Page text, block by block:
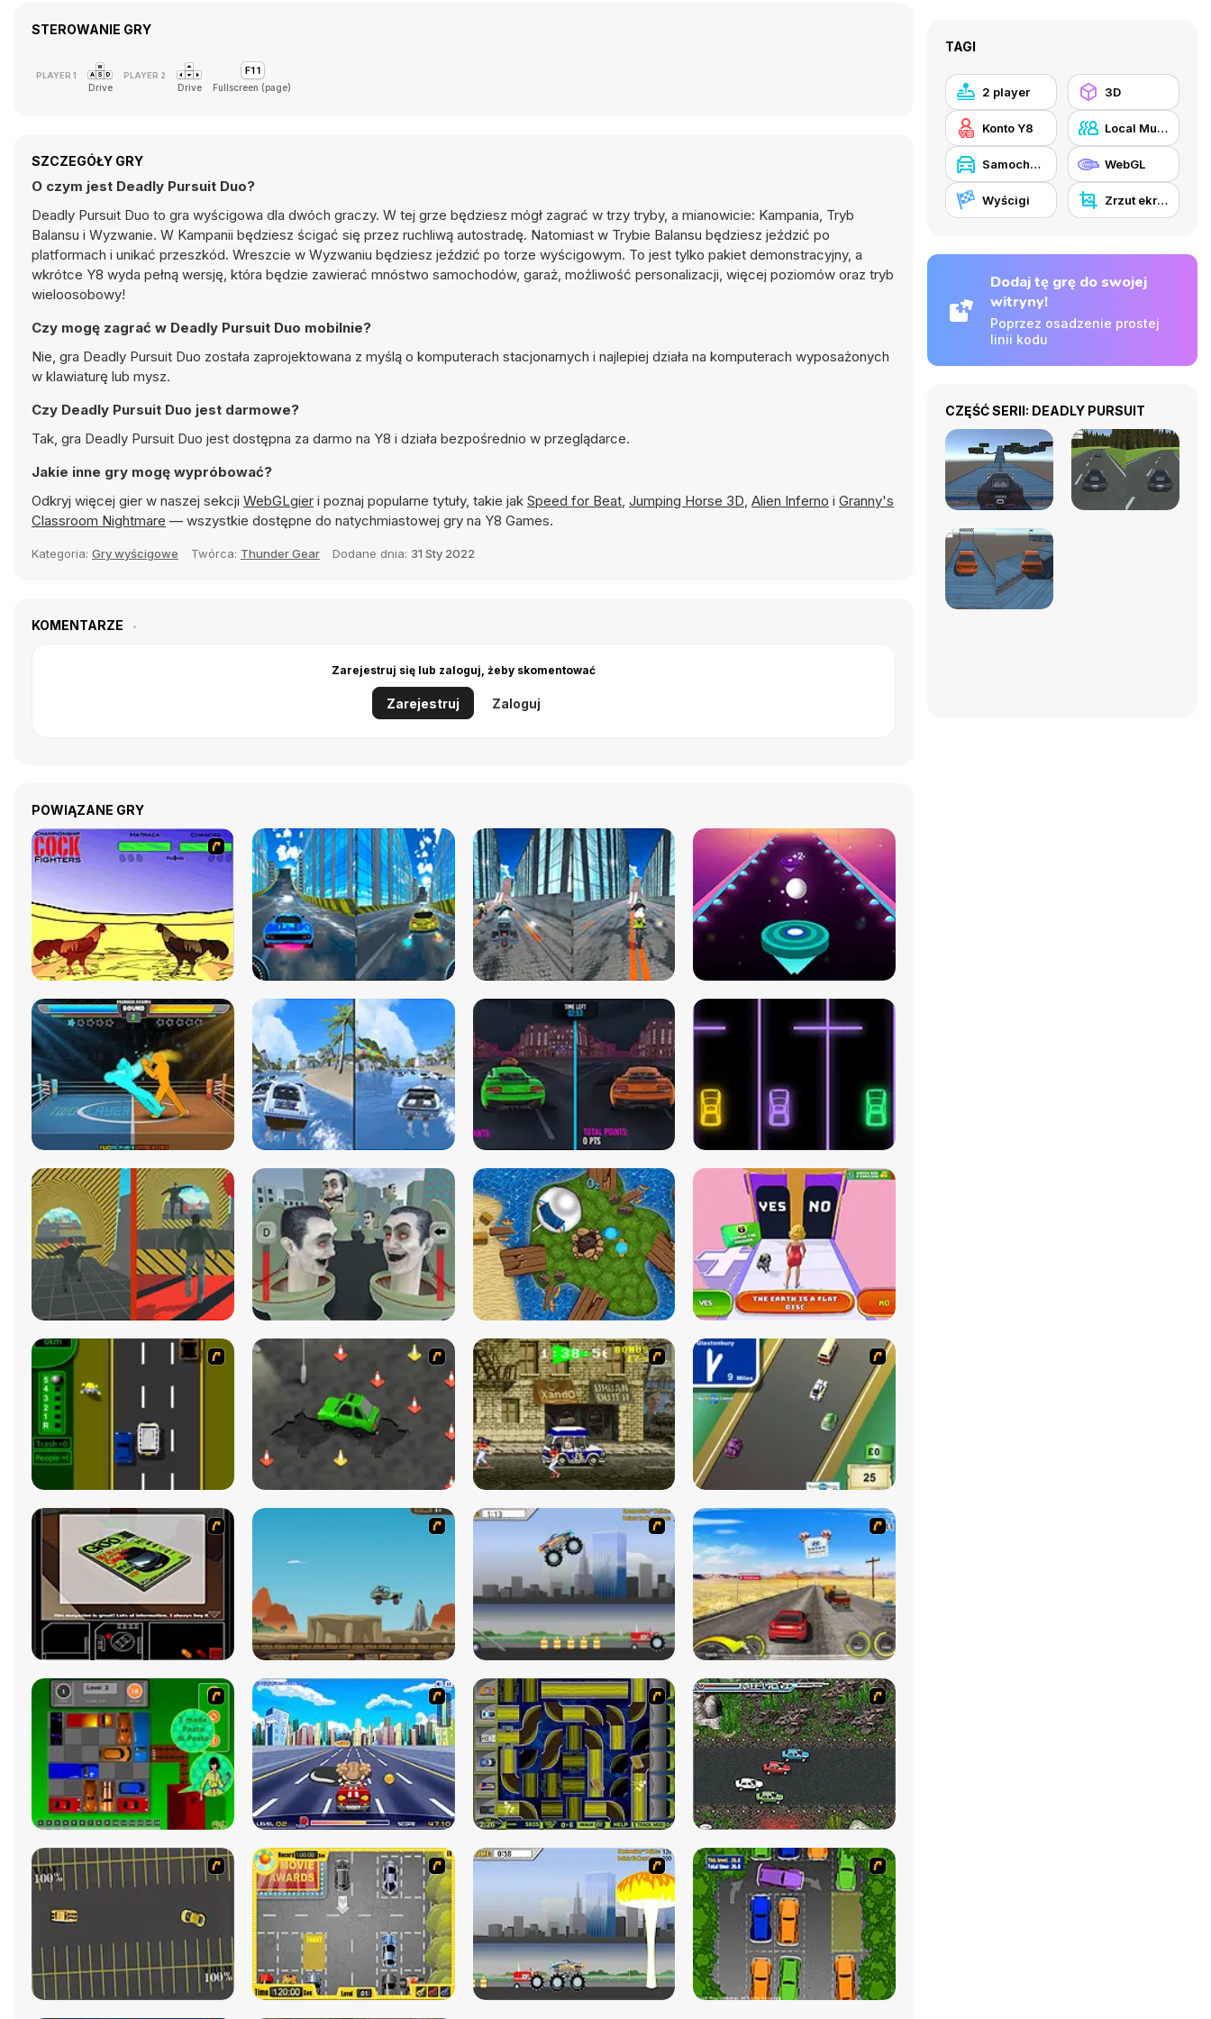
STEROWANIE GRY
Drive Drive Fullscreen (page)
SZCZEGÓŁY GRY
O czym jest Deadly Pursuit Duo?
Deadly Pursuit Duo to gra wyścigowa dla dwóch graczy. W tej grze będziesz mógł zagrać w trzy tryby, a mianowicie: Kampania, Tryb
Balansu i Wyzwanie. W Kampanii będziesz ścigać się przez ruchliwą autostradę. Natomiast w Trybie Balansu będziesz jeździć po
platformach i unikać przeszkód. Wreszcie w Wyzwaniu będziesz jeździć po torze wyścigowym. To jest tylko pakiet demonstracyjny, a
wkrótce Y8 wyda pełną wersję, która będzie zawierać mnóstwo samochodów, garaż, możliwość personalizacji, więcej poziomów oraz tryb
wieloosobowy!
Czy mogę zagrać w Deadly Pursuit Duo mobilnie?
Nie, gra Deadly Pursuit Duo została zaprojektowana z myślą o komputerach stacjonarnych i najlepiej działa na komputerach wyposażonych
w klawiaturę lub mysz.
Czy Deadly Pursuit Duo jest darmowe?
Tak, gra Deadly Pursuit Duo jest dostępna za darmo na Y8 i działa bezpośrednio w przeglądarce.
Jakie inne gry mogę wypróbować?
Odkryj więcej gier w naszej sekcji WebGLgier i poznaj popularne tytuły, takie jak Speed for Beat, Jumping Horse 3D, Alien Inferno i Granny's
Classroom Nightmare — wszystkie dostępne do natychmiastowej gry na Y8 Games.
Kategoria: Gry wyścigowe Twórca: Thunder Gear Dodane dnia: 31 Sty 2022
KOMENTARZE
Zarejestruj się lub zaloguj, żeby skomentować
Zarejestruj Zaloguj
POWIĄZANE GRY
TAGI
2 player 3D
Konto Y8 Local Multiplayer
Samochody WebGL
Wyścigi Zrzut ekranu Y8
Dodaj tę grę do swojej
witryny!
Poprzez osadzenie prostej
linii kodu
CZĘŚĆ SERII: DEADLY PURSUIT